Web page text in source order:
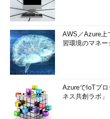
AWS／Azure
習環境のマネ
AzureでIoTプ
ネス共創ラボ」